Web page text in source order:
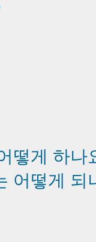
떻게 하나
어떻게 되